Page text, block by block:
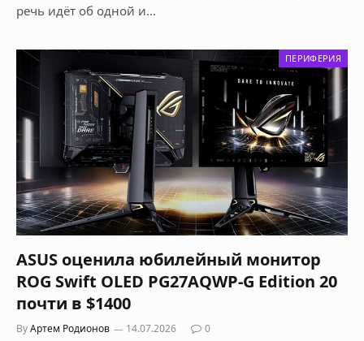
речь идёт об одной и…
ПЕРИФЕРИЯ
ASUS оценила юбилейный монитор
ROG Swift OLED PG27AQWP-G Edition 20
почти в $1400
ByАртем Родионов 14.07.2026 0